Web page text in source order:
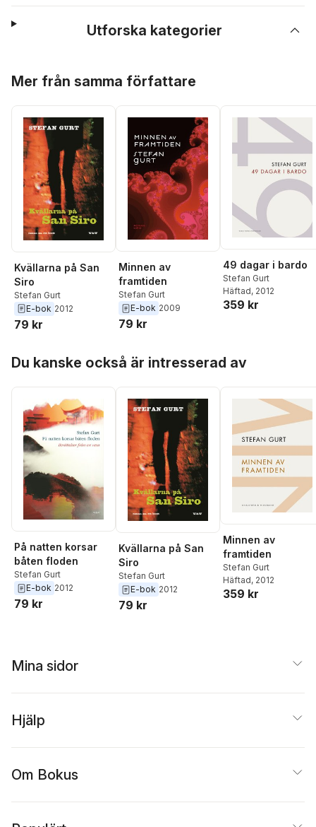
Utforska kategorier
Mer från samma författare
Kvällarna på San
Siro
Stefan Gurt
E-bok 2012
79 kr
Minnen av
framtiden
Stefan Gurt
E-bok 2009
79 kr
49 dagar i bardo
Stefan Gurt
Häftad, 2012
359 kr
Du kanske också är intresserad av
På natten korsar
båten floden
Stefan Gurt
E-bok 2012
79 kr
Kvällarna på San
Siro
Stefan Gurt
E-bok 2012
79 kr
Minnen av
framtiden
Stefan Gurt
Häftad, 2012
359 kr
Mina sidor
Hjälp
Om Bokus